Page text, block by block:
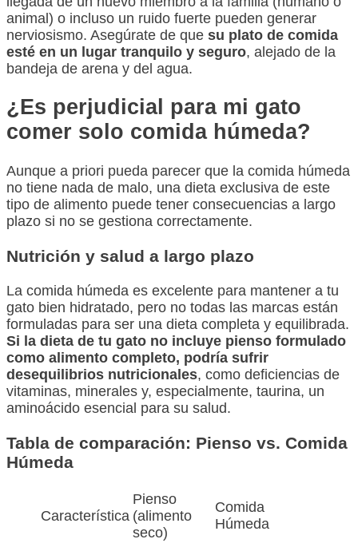
animal) o incluso un ruido fuerte pueden generar
nerviosismo. Asegúrate de que su plato de comida
esté en un lugar tranquilo y seguro, alejado de la
bandeja de arena y del agua.
¿Es perjudicial para mi gato
comer solo comida húmeda?
Aunque a priori pueda parecer que la comida húmeda
no tiene nada de malo, una dieta exclusiva de este
tipo de alimento puede tener consecuencias a largo
plazo si no se gestiona correctamente.
Nutrición y salud a largo plazo
La comida húmeda es excelente para mantener a tu
gato bien hidratado, pero no todas las marcas están
formuladas para ser una dieta completa y equilibrada.
Si la dieta de tu gato no incluye pienso formulado
como alimento completo, podría sufrir
desequilibrios nutricionales, como deficiencias de
vitaminas, minerales y, especialmente, taurina, un
aminoácido esencial para su salud.
Tabla de comparación: Pienso vs. Comida
Húmeda
Característica
Pienso
(alimento
seco)
Comida
Húmeda